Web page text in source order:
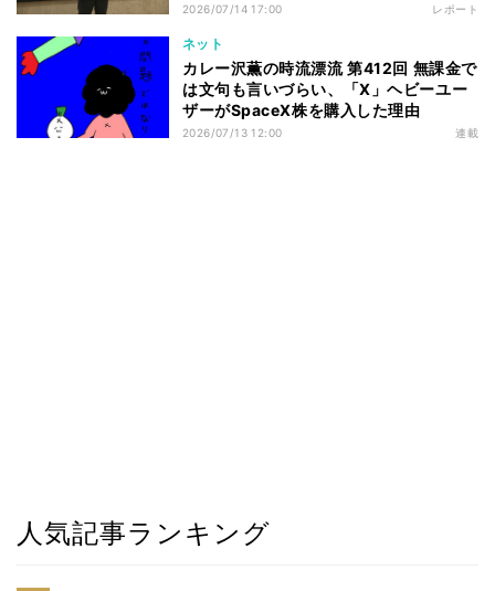
2026/07/14 17:00 レポート
ネット
カレー沢薫の時流漂流 第412回 無課金で
は文句も言いづらい、「X」ヘビーユー
ザーがSpaceX株を購入した理由
2026/07/13 12:00 連載
人気記事ランキング